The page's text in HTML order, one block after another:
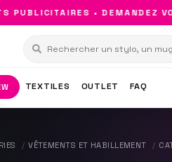
• DEMANDEZ
TEXTILES OUTLET FAQ
VÊTEMENTS ET HABILLEMENT